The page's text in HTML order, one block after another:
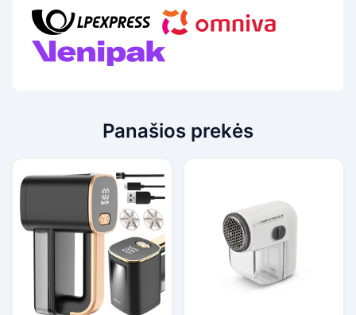
Panašios prekės